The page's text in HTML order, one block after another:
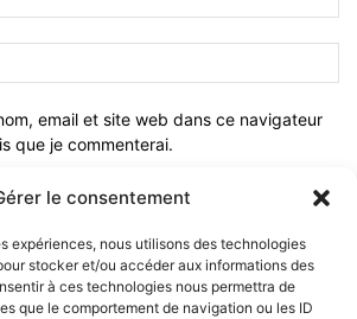
le consentement
expériences, nous utilisons des technologies
stocker et/ou accéder aux informations des
à ces technologies nous permettra de
que le comportement de navigation ou les ID
email et site web dans ce navigateur
que je commenterai.